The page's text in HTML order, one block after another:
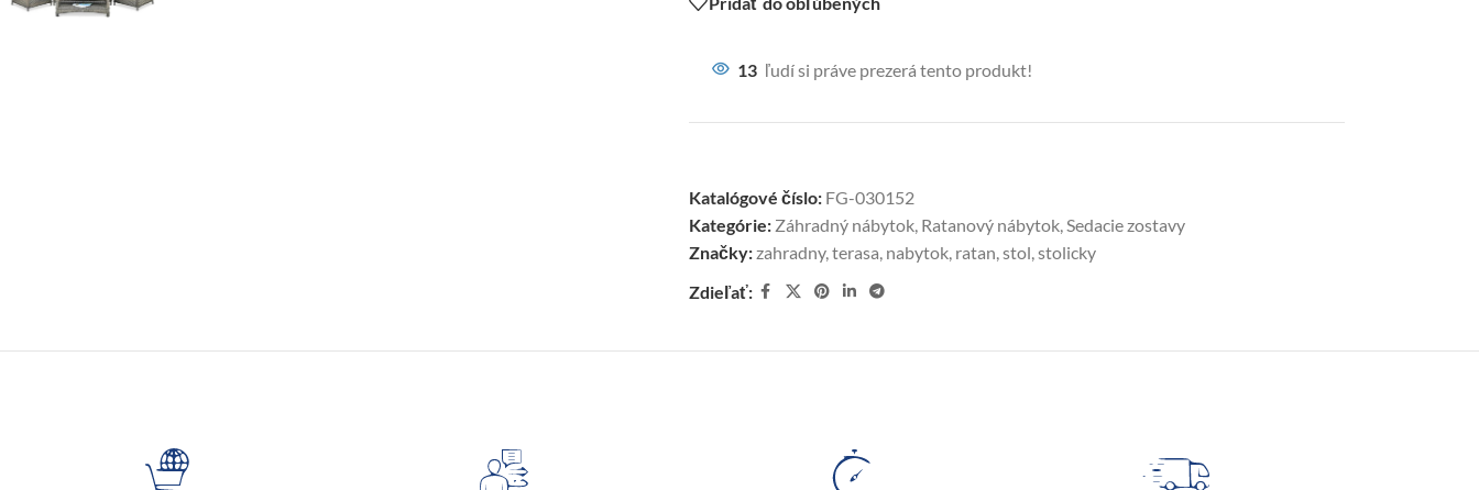
13 ľudí si práve prezerá tento produkt!
Katalógové číslo: FG-030152
Kategórie: Záhradný nábytok, Ratanový nábytok,Sedacie zostavy
Značky:zahradny,terasa, nabytok, ratan,stol,stolicky
Zdieľať: